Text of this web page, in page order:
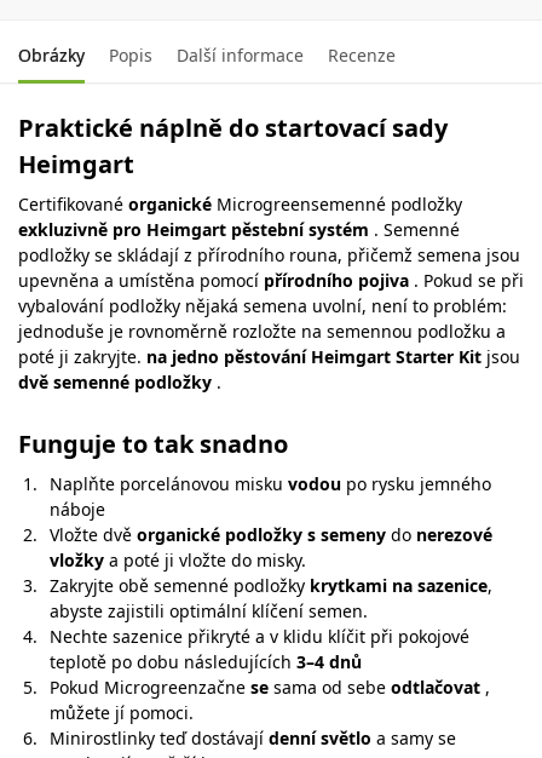
Obrázky Popis Další informace Recenze
Praktické náplně do startovací sady
Heimgart
Certifikované organické Microgreensemenné podložky
exkluzivně pro Heimgart pěstební systém . Semenné
podložky se skládají z přírodního rouna, přičemž semena jsou
upevněna a umístěna pomocí přírodního pojiva . Pokud se při
vybalování podložky nějaká semena uvolní, není to problém:
jednoduše je rovnoměrně rozložte na semennou podložku a
poté ji zakryjte. na jedno pěstování Heimgart Starter Kit jsou
dvě semenné podložky .
Funguje to tak snadno
Naplňte porcelánovou misku vodou po rysku jemného
náboje
Vložte dvě organické podložky s semeny do nerezové
vložky a poté ji vložte do misky.
Zakryjte obě semenné podložky krytkami na sazenice,
abyste zajistili optimální klíčení semen.
Nechte sazenice přikryté a v klidu klíčit při pokojové
teplotě po dobu následujících 3–4 dnů
Pokud Microgreenzačne se sama od sebe odtlačovat ,
můžete jí pomoci.
Minirostlinky teď dostávají denní světlo a samy se